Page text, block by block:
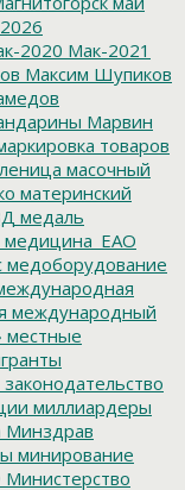
2020 Мак-2021
Максим Шупиков
Марвин
товаров
масочный
материнский
медаль
медицина_ЕАО
медоборудование
международный
местные
миллиардеры
Минздрав
минирование
Министерство